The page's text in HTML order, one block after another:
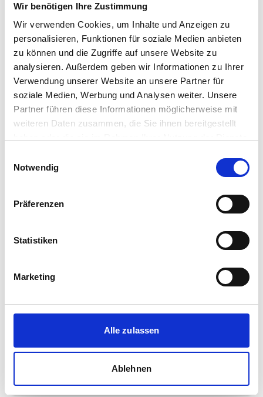
Wir benötigen Ihre Zustimmung
Wir verwenden Cookies, um Inhalte und Anzeigen zu
personalisieren, Funktionen für soziale Medien anbieten
zu können und die Zugriffe auf unsere Website zu
analysieren. Außerdem geben wir Informationen zu Ihrer
Verwendung unserer Website an unsere Partner für
soziale Medien, Werbung und Analysen weiter. Unsere
Partner führen diese Informationen möglicherweise mit
weiteren Daten zusammen, die Sie ihnen bereitgestellt
Notwendig
Präferenzen
Statistiken
Marketing
Alle zulassen
Ablehnen
53125Bonn
zum Anbieter
Contract Immobilien GmbH
Immobilien Gerber
Immobilienmakler
zum Anbieter